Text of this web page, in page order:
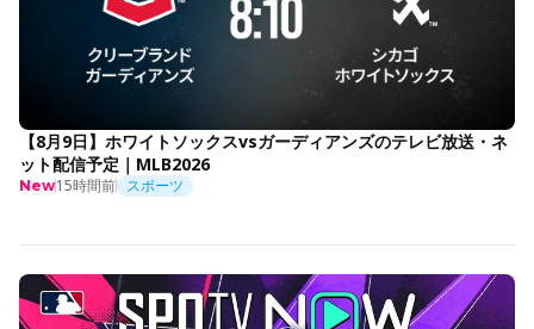
【8月9日】ホワイトソックスvsガーディアンズのテレビ放送・ネ
ット配信予定｜MLB2026
New15時間前 スポーツ